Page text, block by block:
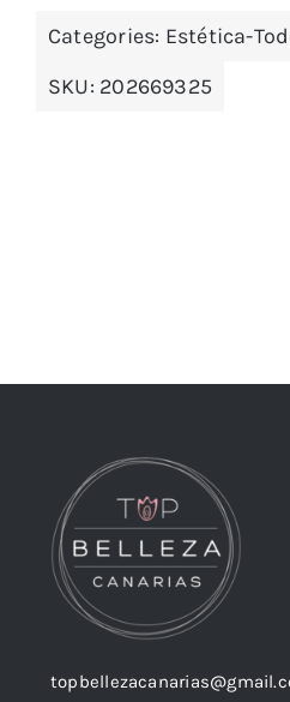
Categories: Estética-
SKU: 202669325